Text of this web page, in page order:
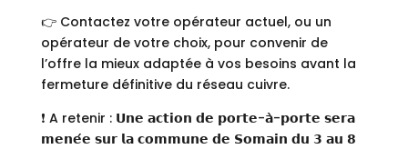
👉Contactez votre opérateur actuel, ou un
opérateur de votre choix, pour convenir de
l’offre la mieux adaptée à vos besoins avant la
fermeture définitive du réseau cuivre.
❗ A retenir : 𝗨𝗻𝗲 𝗮𝗰𝘁𝗶𝗼𝗻 𝗱𝗲 𝗽𝗼𝗿𝘁𝗲-𝗮̀-𝗽𝗼𝗿𝘁𝗲 𝘀𝗲𝗿𝗮
𝗺𝗲𝗻𝗲́𝗲 𝘀𝘂𝗿 𝗹𝗮 𝗰𝗼𝗺𝗺𝘂𝗻𝗲 𝗱𝗲 𝗦𝗼𝗺𝗮𝗶𝗻 𝗱𝘂 𝟯 𝗮𝘂 𝟴